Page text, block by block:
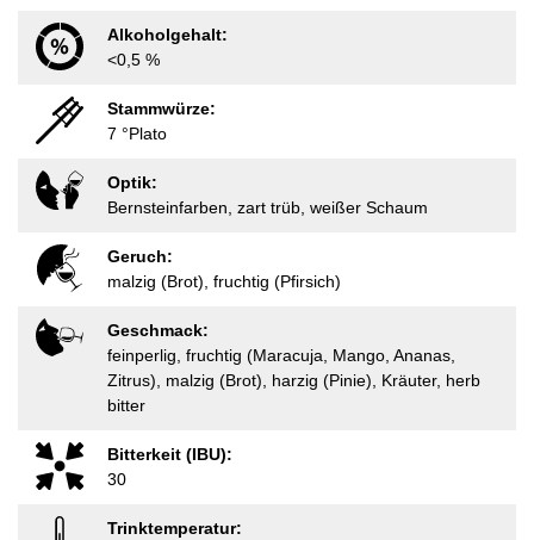
Alkoholgehalt:
<0,5 %
Stammwürze:
7 °Plato
Optik:
Bernsteinfarben, zart trüb, weißer Schaum
Geruch:
malzig (Brot), fruchtig (Pfirsich)
Geschmack:
feinperlig, fruchtig (Maracuja, Mango, Ananas,
Zitrus), malzig (Brot), harzig (Pinie), Kräuter, herb
bitter
Bitterkeit (IBU):
30
Trinktemperatur: